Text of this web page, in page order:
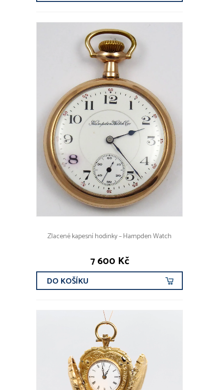
Zlacené kapesní hodinky – Hampden Watch
7 600 Kč
DO KOŠÍKU